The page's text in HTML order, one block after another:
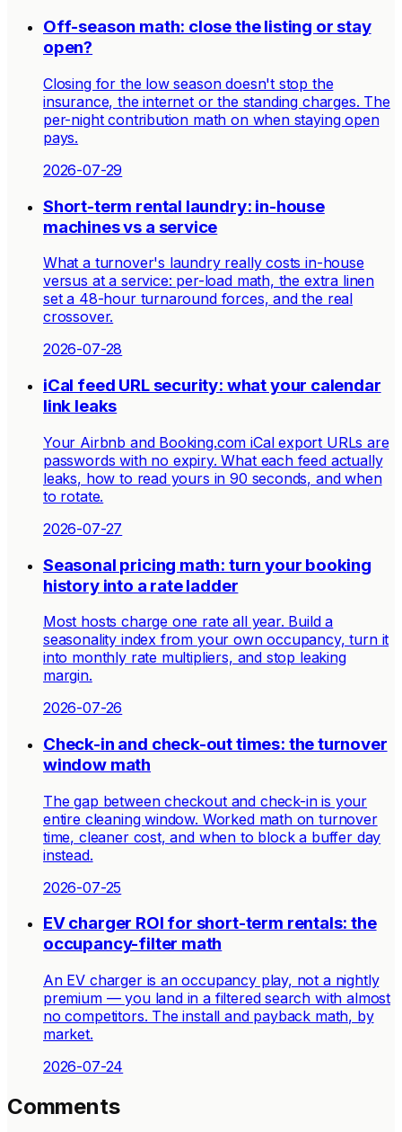
Off-season math: close the listing or stay
open?
Closing for the low season doesn't stop the
insurance, the internet or the standing charges. The
per-night contribution math on when staying open
pays.
2026-07-29
Short-term rental laundry: in-house
machines vs a service
What a turnover's laundry really costs in-house
versus at a service: per-load math, the extra linen
set a 48-hour turnaround forces, and the real
crossover.
2026-07-28
iCal feed URL security: what your calendar
link leaks
Your Airbnb and Booking.com iCal export URLs are
passwords with no expiry. What each feed actually
leaks, how to read yours in 90 seconds, and when
to rotate.
2026-07-27
Seasonal pricing math: turn your booking
history into a rate ladder
Most hosts charge one rate all year. Build a
seasonality index from your own occupancy, turn it
into monthly rate multipliers, and stop leaking
margin.
2026-07-26
Check-in and check-out times: the turnover
window math
The gap between checkout and check-in is your
entire cleaning window. Worked math on turnover
time, cleaner cost, and when to block a buffer day
instead.
2026-07-25
EV charger ROI for short-term rentals: the
occupancy-filter math
An EV charger is an occupancy play, not a nightly
premium — you land in a filtered search with almost
no competitors. The install and payback math, by
market.
2026-07-24
Comments